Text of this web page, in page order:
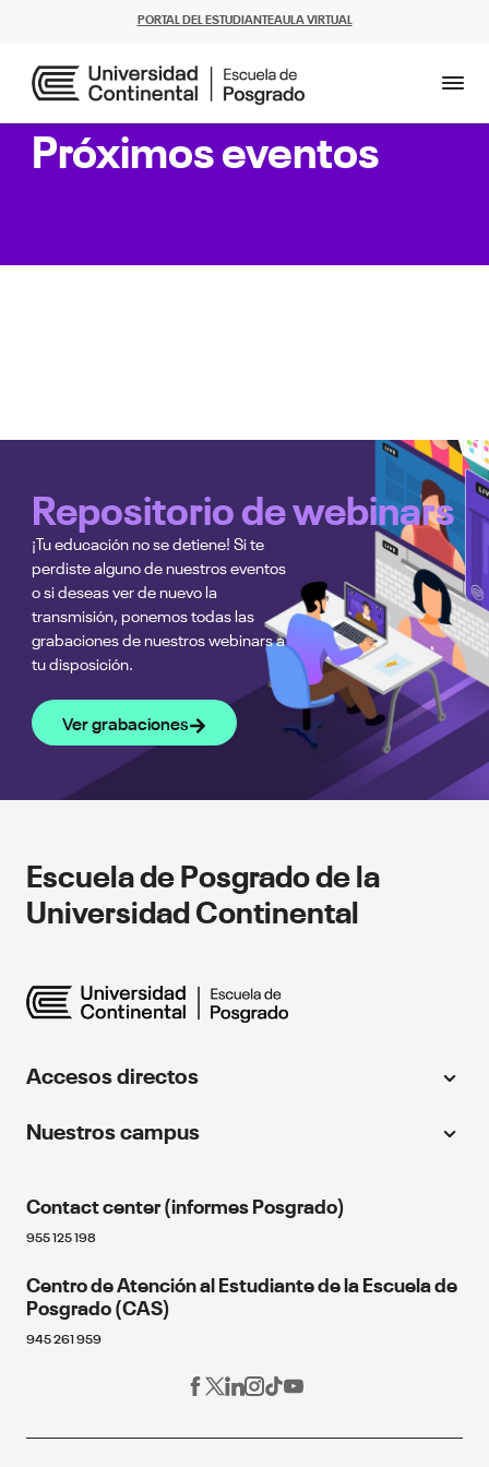
PORTAL DEL ESTUDIANTEAULA VIRTUAL
Próximos eventos
Repositorio de webinars
¡Tu educación no se detiene! Si te
perdiste alguno de nuestros eventos
o si deseas ver de nuevo la
transmisión, ponemos todas las
grabaciones de nuestros webinars a
tu disposición.
Ver grabaciones
Escuela de Posgrado de la
Universidad Continental
Accesos directos
Centro de idiomas
Continental Florida University
Educación continua
Fondo editorial
Próximos eventos
Blog de Posgrado
Estudia en línea
Nuestros campus
064 481430
Cusco
Arequipa
01 2132760
Contact center (informes Posgrado)
955 125 198
Centro de Atención al Estudiante de la Escuela de
Posgrado (CAS)
945 261 959